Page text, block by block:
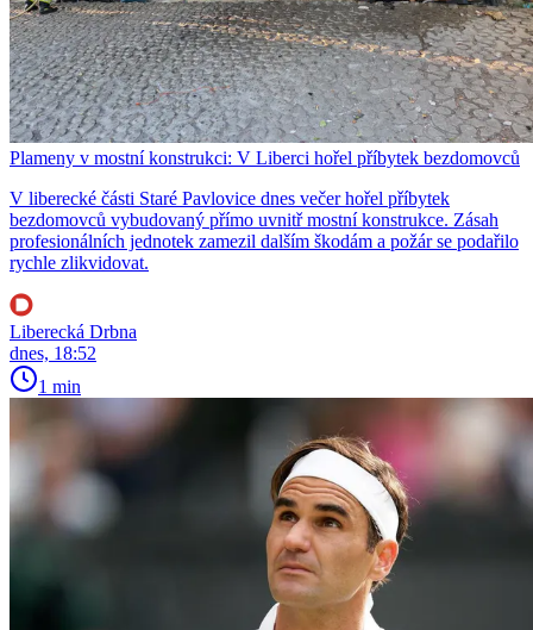
Plameny v mostní konstrukci: V Liberci hořel příbytek bezdomovců
V liberecké části Staré Pavlovice dnes večer hořel příbytek
bezdomovců vybudovaný přímo uvnitř mostní konstrukce. Zásah
profesionálních jednotek zamezil dalším škodám a požár se podařilo
rychle zlikvidovat.
Liberecká Drbna
dnes, 18:52
1 min